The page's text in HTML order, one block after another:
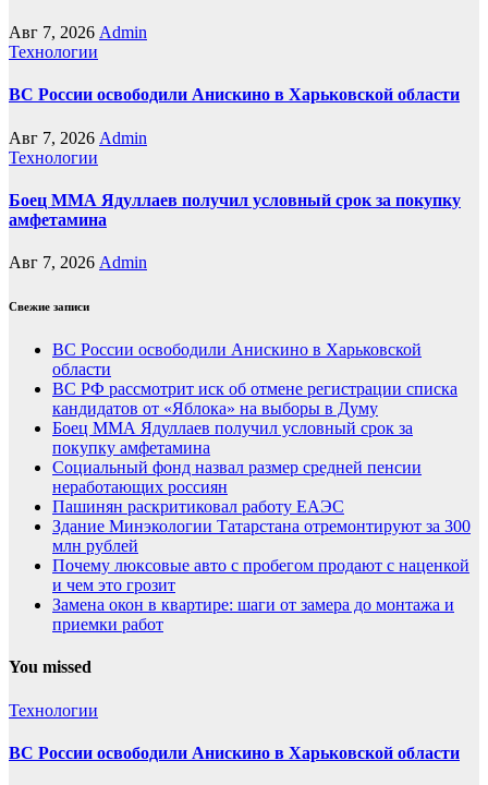
Авг 7, 2026 Admin
Технологии
ВС России освободили Анискино в Харьковской области
Авг 7, 2026 Admin
Технологии
Боец ММА Ядуллаев получил условный срок за покупку
амфетамина
Авг 7, 2026 Admin
Свежие записи
ВС России освободили Анискино в Харьковской
области
ВС РФ рассмотрит иск об отмене регистрации списка
кандидатов от «Яблока» на выборы в Думу
Боец ММА Ядуллаев получил условный срок за
покупку амфетамина
Социальный фонд назвал размер средней пенсии
неработающих россиян
Пашинян раскритиковал работу ЕАЭС
Здание Минэкологии Татарстана отремонтируют за 300
млн рублей
Почему люксовые авто с пробегом продают с наценкой
и чем это грозит
Замена окон в квартире: шаги от замера до монтажа и
приемки работ
You missed
Технологии
ВС России освободили Анискино в Харьковской области